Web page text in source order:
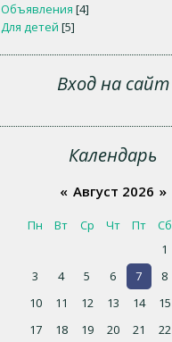
Объявления [4]
Для детей [5]
Вход на сайт
Календарь
« Август 2026 »
Пн Вт Ср Чт Пт Сб
1
3
4 5 6 7 8
10
11 12 13 14 15
17
18 19 20 21 22